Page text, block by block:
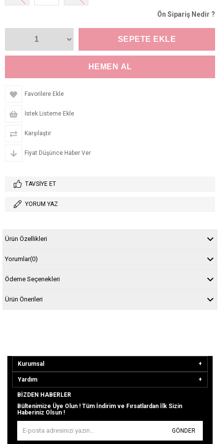
Ön Sipariş Nedir ?
Favorilere Ekle
İstek Listeme Ekle
Karşılaştır
Fiyat Düşünce Haber Ver
TAVSIYE ET
YORUM YAZ
Ürün Özellikleri
Yorumlar(0)
Ödeme Seçenekleri
Ürün Önerileri
Kurumsal
Yardım
BIZDEN HABERLER
Bültenimize Üye Olun ! Tüm İndirim ve Fırsatlardan İlk Sizin
Haberiniz Olsun !
GÖNDER